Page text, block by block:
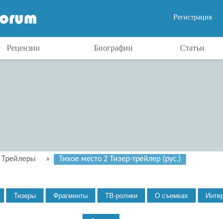
Регистрация
Рецензии Биографии Статьи
Трейлеры » Тихое место 2 Тизер-трейлер (рус.)